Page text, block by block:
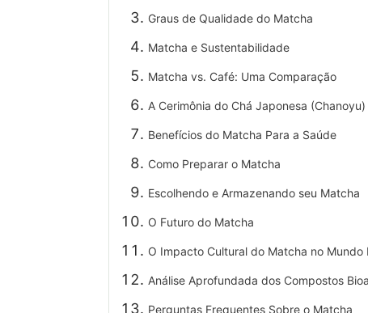
Graus de Qualidade do Matcha
Matcha e Sustentabilidade
Matcha vs. Café: Uma Comparação
A Cerimônia do Chá Japonesa (Chanoyu)
Benefícios do Matcha Para a Saúde
Como Preparar o Matcha
Escolhendo e Armazenando seu Matcha
O Futuro do Matcha
O Impacto Cultural do Matcha no Mundo
Análise Aprofundada dos Compostos
Perguntas Frequentes Sobre o Matcha